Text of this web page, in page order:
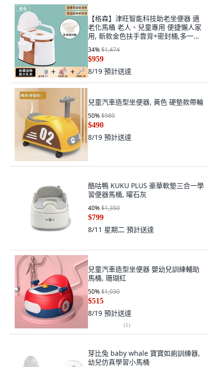
【格森】津旺智能科技助老坐便器 適
老化馬桶 老人、兒童專用 便捷懶人家
用, 新款金色扶手靠背+密封桶,多一個
備用內桶
34%$1,474
$959
8/19 預計送達
兒童汽車造型坐便器, 黃色 硬墊款帶輪
50%$980
$490
8/19 預計送達
酷咕鴨 KUKU PLUS 豪華軟墊三合一學
習便器馬桶, 曜石灰
40%$1,350
$799
8/11 星期二 預計送達
兒童汽車造型坐便器 嬰幼兒訓練輔助
馬桶, 珊瑚紅
50%$1,030
$515
8/19 預計送達
(1)
芽比兔 baby whale 寶寶如廁訓練器,
幼兒仿真學習小馬桶